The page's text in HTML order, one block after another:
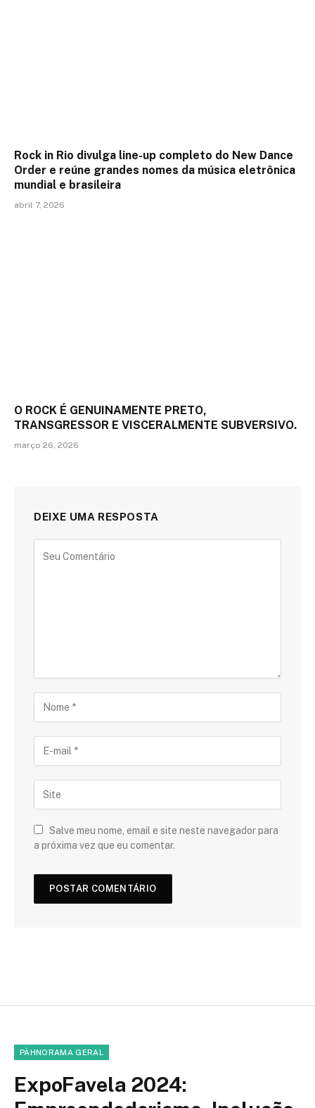
Rock in Rio divulga line-up completo do New Dance
Order e reúne grandes nomes da música eletrônica
mundial e brasileira
abril 7, 2026
O ROCK É GENUINAMENTE PRETO,
TRANSGRESSOR E VISCERALMENTE SUBVERSIVO.
março 26, 2026
DEIXE UMA RESPOSTA
Salve meu nome, email e site neste navegador para
a próxima vez que eu comentar.
PÀHNORAMA GERAL
ExpoFavela 2024: